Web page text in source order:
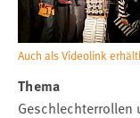
Auch als Videolink
Thema
Geschlechterrollen